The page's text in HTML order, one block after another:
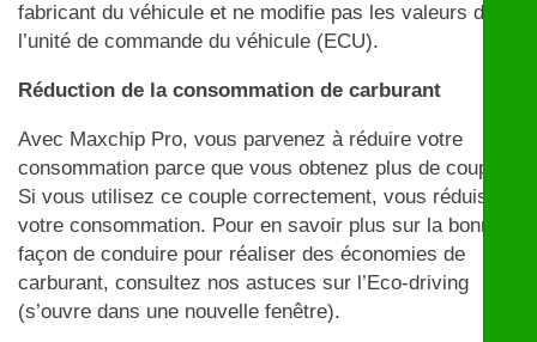
fabricant du véhicule et ne modifie pas les valeurs de
l’unité de commande du véhicule (ECU).
Réduction de la consommation de carburant
Avec Maxchip Pro, vous parvenez à réduire votre
consommation parce que vous obtenez plus de couple.
Si vous utilisez ce couple correctement, vous réduisez
votre consommation. Pour en savoir plus sur la bonne
façon de conduire pour réaliser des économies de
carburant, consultez nos astuces sur l’Eco-driving
(s’ouvre dans une nouvelle fenêtre).